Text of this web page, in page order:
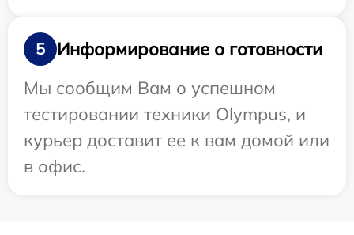
5
Информирование о готовности
Мы сообщим Вам о успешном
тестировании техники Olympus, и
курьер доставит ее к вам домой или
в офис.